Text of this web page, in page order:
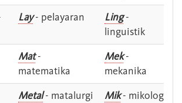
Lay- pelayaran Ling-
linguistik
Mat-
matematika
Mek-
mekanika
Metal- matalurgi Mik- mikologi